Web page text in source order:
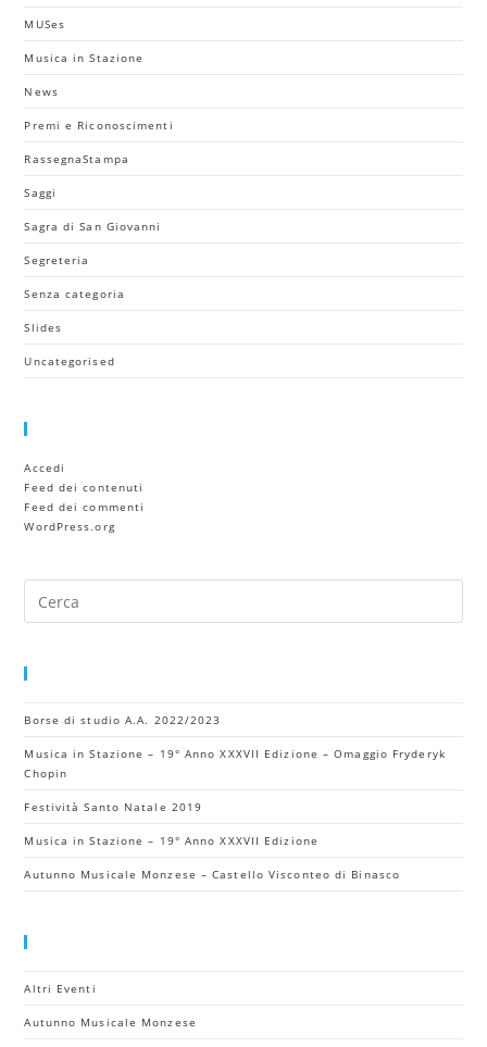
MUSes
Musica in Stazione
News
Premi e Riconoscimenti
RassegnaStampa
Saggi
Sagra di San Giovanni
Segreteria
Senza categoria
Slides
Uncategorised
Accedi
Feed dei contenuti
Feed dei commenti
WordPress.org
Borse di studio A.A. 2022/2023
Musica in Stazione – 19° Anno XXXVII Edizione – Omaggio Fryderyk
Chopin
Festività Santo Natale 2019
Musica in Stazione – 19° Anno XXXVII Edizione
Autunno Musicale Monzese – Castello Visconteo di Binasco
Altri Eventi
Autunno Musicale Monzese